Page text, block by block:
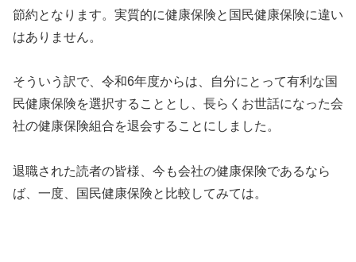
節約となります。実質的に健康保険と国民健康保険に違い
はありません。
そういう訳で、令和6年度からは、自分にとって有利な国
民健康保険を選択することとし、長らくお世話になった会
社の健康保険組合を退会することにしました。
退職された読者の皆様、今も会社の健康保険であるなら
ば、一度、国民健康保険と比較してみては。